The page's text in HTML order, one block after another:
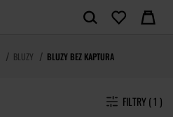
BLUZY BLUZY BEZ KAPTURA
FILTRY ( 1 )